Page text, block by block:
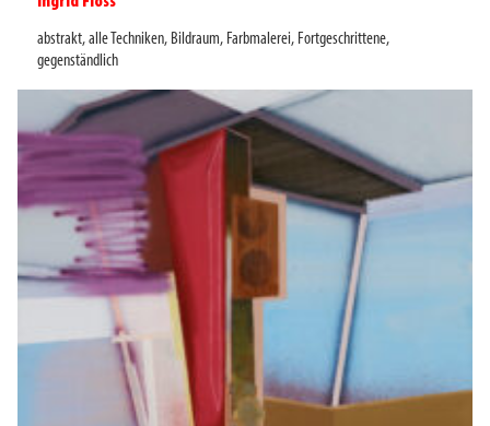
abstrakt,alle Techniken, Bildraum, Farbmalerei, Fortgeschrittene,
gegenständlich